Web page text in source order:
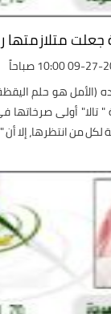
جعلت متلازمتها
10:00 صباحاً
(الأمل هو حلم
" تالا" أولى
من انتظرها، إلا أن